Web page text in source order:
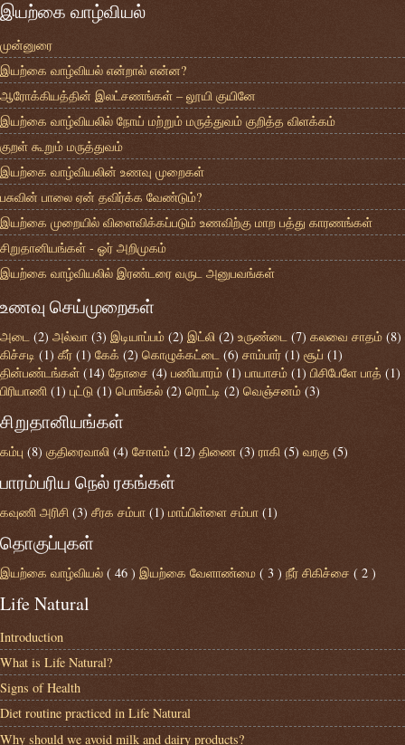
இயற்கை வாழ்வியல்
முன்னுரை
இயற்கை வாழ்வியல் என்றால் என்ன?
ஆரோக்கியத்தின் இலட்சணங்கள் – லூயி குயினே
இயற்கை வாழ்வியலில் நோய் மற்றும் மருத்துவம் குறித்த விளக்கம்
குறள் கூறும் மருத்துவம்
இயற்கை வாழ்வியலின் உணவு முறைகள்
பசுவின் பாலை ஏன் தவிர்க்க வேண்டும்?
இயற்கை முறையில் விளைவிக்கப்படும் உணவிற்கு மாற பத்து காரணங்கள்
சிறுதானியங்கள் - ஓர் அறிமுகம்
இயற்கை வாழ்வியலில் இரண்டரை வருட அனுபவங்கள்
உணவு செய்முறைகள்
அடை (2) அல்வா (3) இடியாப்பம் (2) இட்லி (2) உருண்டை (7) கலவை சாதம் (8)
கிச்சடி (1) கீர் (1) கேக் (2) கொழுக்கட்டை (6) சாம்பார் (1) சூப் (1)
தின்பண்டங்கள் (14) தோசை (4) பணியாரம் (1) பாயாசம் (1) பிசிபேளே பாத் (1)
பிரியாணி (1) புட்டு (1) பொங்கல் (2) ரொட்டி (2) வெஞ்சனம் (3)
சிறுதானியங்கள்
கம்பு (8) குதிரைவாலி (4) சோளம் (12) திணை (3) ராகி (5) வரகு (5)
பாரம்பரிய நெல் ரகங்கள்
கவுணி அரிசி (3) சீரக சம்பா (1) மாப்பிள்ளை சம்பா (1)
தொகுப்புகள்
இயற்கை வாழ்வியல் ( 46 ) இயற்கை வேளாண்மை ( 3 ) நீர் சிகிச்சை ( 2 )
Life Natural
Introduction
What is Life Natural?
Signs of Health
Diet routine practiced in Life Natural
Why should we avoid milk and dairy products?